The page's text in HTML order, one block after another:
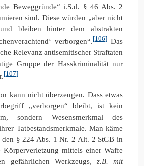
Beweggründe“ i.S.d. § 46 Abs. 2
sind. Diese würden „aber nicht
bleiben hinter dem abstrakten
verborgen“.[106] Das
Relevanz antisemitischer Straftaten
Gruppe der Hasskriminalität nur
[107]
kann nicht überzeugen. Dass etwas
„verborgen“ bleibt, ist kein
sondern Wesensmerkmal des
Tatbestandsmerkmale. Man käme
§ 224 Abs. 1 Nr. 2 Alt. 2 StGB in
mittels einer Waffe
gefährlichen Werkzeugs, z.B. mit